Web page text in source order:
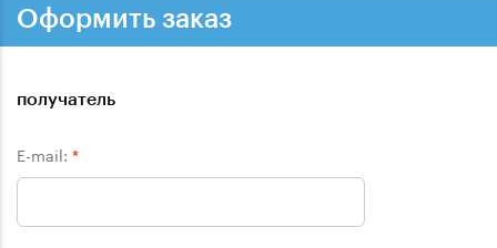
Оформить заказ
получатель
E-mail: *